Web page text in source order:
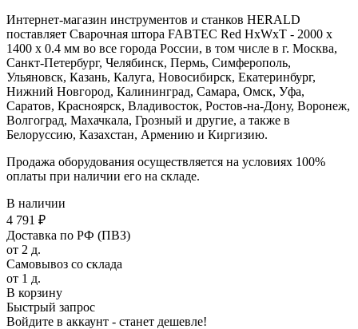
Интернет-магазин инструментов и станков HERALD
поставляет Сварочная штора FABTEC Red HхWхТ - 2000 х
1400 х 0.4 мм во все города России, в том числе в г. Москва,
Санкт-Петербург, Челябинск, Пермь, Симферополь,
Ульяновск, Казань, Калуга, Новосибирск, Екатеринбург,
Нижний Новгород, Калининград, Самара, Омск, Уфа,
Саратов, Красноярск, Владивосток, Ростов-на-Дону, Воронеж,
Волгоград, Махачкала, Грозный и другие, а также в
Белоруссию, Казахстан, Армению и Киргизию.
Продажа оборудования осуществляется на условиях 100%
оплаты при наличии его на складе.
В наличии
4 791 ₽
Доставка по РФ (ПВЗ)
от 2 д.
Самовывоз со склада
от 1 д.
В корзину
Быстрый запрос
Войдите в аккаунт - станет дешевле!